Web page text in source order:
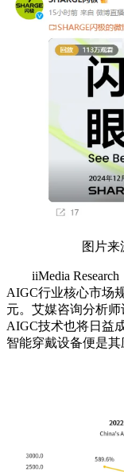
图片来
iiMedia Research
AIGC行业核心市场
元。艾媒咨询分析
AIGC技术也将日益
智能穿戴设备便是其